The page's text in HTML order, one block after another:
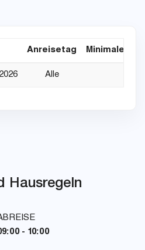
Anreisetag Minimaler
Alle
Hausregeln
- 10:00